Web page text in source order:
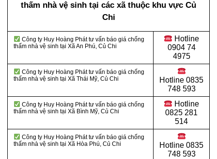
thấm nhà vệ sinh tại các xã thuộc khu vực Củ
Chi
Công ty Huy Hoàng Phát tư vấn báo giá chống
thấm nhà vệ sinh tại Xã An Phú, Củ Chi
Hotline
0904 74
4975
Công ty Huy Hoàng Phát tư vấn báo giá chống
thấm nhà vệ sinh tại Xã Thái Mỹ, Củ Chi Hotline 0835
748 593
Công ty Huy Hoàng Phát tư vấn báo giá chống
thấm nhà vệ sinh tại Xã Bình Mỹ, Củ Chi
Hotline
0825 281
514
Công ty Huy Hoàng Phát tư vấn báo giá chống
thấm nhà vệ sinh tại Xã Hòa Phú, Củ Chi Hotline 0835
748 593